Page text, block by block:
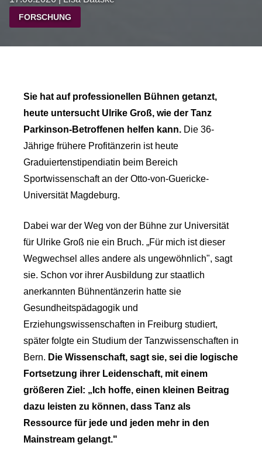
FORSCHUNG
Sie hat auf professionellen Bühnen getanzt,
heute untersucht Ulrike Groß, wie der Tanz
Parkinson-Betroffenen helfen kann. Die 36-
Jährige frühere Profitänzerin ist heute
Graduiertenstipendiatin beim Bereich
Sportwissenschaft an der Otto-von-Guericke-
Universität Magdeburg.
Dabei war der Weg von der Bühne zur Universität
für Ulrike Groß nie ein Bruch. „Für mich ist dieser
Wegwechsel alles andere als ungewöhnlich", sagt
sie. Schon vor ihrer Ausbildung zur staatlich
anerkannten Bühnentänzerin hatte sie
Gesundheitspädagogik und
Erziehungswissenschaften in Freiburg studiert,
später folgte ein Studium der Tanzwissenschaften in
Bern. Die Wissenschaft, sagt sie, sei die logische
Fortsetzung ihrer Leidenschaft, mit einem
größeren Ziel: „Ich hoffe, einen kleinen Beitrag
dazu leisten zu können, dass Tanz als
Ressource für jede und jeden mehr in den
Mainstream gelangt."